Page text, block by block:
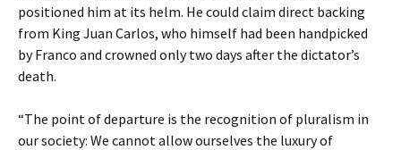
positioned him at its helm. He could claim direct backing
from King Juan Carlos, who himself had been handpicked
by Franco and crowned only two days after the dictator’s
death.
“The point of departure is the recognition of pluralism in
our society: We cannot allow ourselves the luxury of